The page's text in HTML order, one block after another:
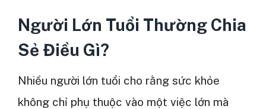
Người Lớn Tuổi Thường Chia
Sẻ Điều Gì?
Nhiều người lớn tuổi cho rằng sức khỏe
không chỉ phụ thuộc vào một việc lớn mà